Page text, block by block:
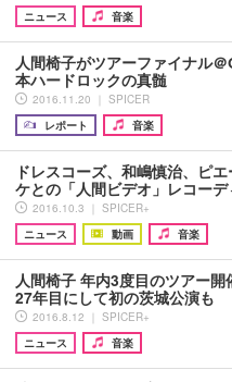
ニュース
音楽
人間椅子がツアーファイナル
本ハードロックの真髄
2016.11.20 ｜ SPICER
レポート
音楽
ドレスコーズ、和嶋慎治、ピ
ケとの「人間ビデオ」レコー
2016.10.3 ｜ SPICER+
ニュース
動画 音楽
人間椅子 年内3度目のツアー
27年目にして初の茨城公演も
2016.8.12 ｜ SPICER+
ニュース
音楽